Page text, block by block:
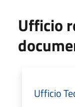
Ufficio
Ufficio